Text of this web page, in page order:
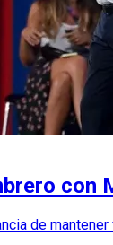
con
de